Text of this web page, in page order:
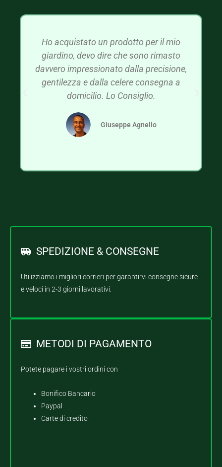
Ho acquistato un prodotto per il mio
giardino, devo dire che sono rimasto
davvero impressionato dalla precisione,
gentilezza e dalla celere consegna a
domicilio. Lo Consiglio.
Giuseppe Agnello
SPEDIZIONE & CONSEGNE
Utilizziamo i migliori corrieri per garantirvi consegne sicure
e veloci in 2-3 giorni lavorativi.
METODI DI PAGAMENTO
Potete pagare i vostri ordini con
Bonifico Bancario
Paypal
Carte di credito